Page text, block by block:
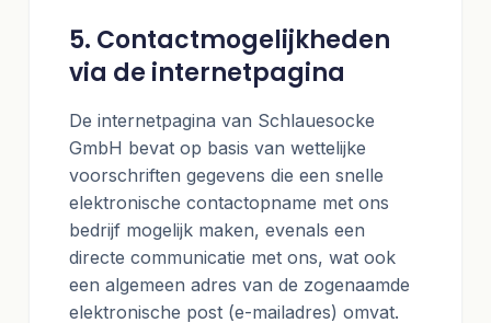
5. Contactmogelijkheden
via de internetpagina
De internetpagina van Schlauesocke
GmbH bevat op basis van wettelijke
voorschriften gegevens die een snelle
elektronische contactopname met ons
bedrijf mogelijk maken, evenals een
directe communicatie met ons, wat ook
een algemeen adres van de zogenaamde
elektronische post (e-mailadres) omvat.